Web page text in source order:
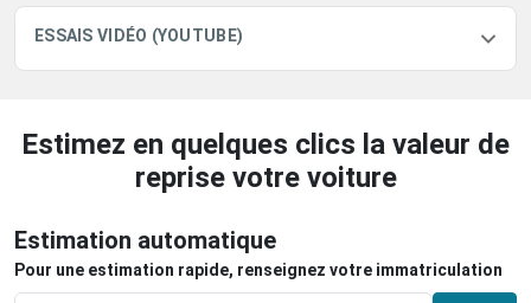
ESSAIS VIDÉO (YOUTUBE)
Estimez en quelques clics la valeur de
reprise votre voiture
Estimation automatique
Pour une estimation rapide, renseignez votre immatriculation